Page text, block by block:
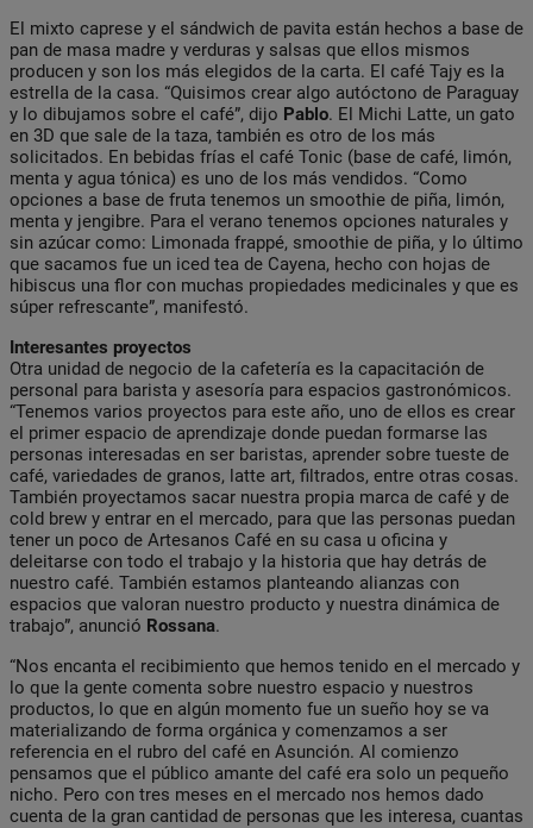
El mixto caprese y el sándwich de pavita están hechos a base de
pan de masa madre y verduras y salsas que ellos mismos
producen y son los más elegidos de la carta. El café Tajy es la
estrella de la casa. “Quisimos crear algo autóctono de Paraguay
y lo dibujamos sobre el café”, dijo Pablo. El Michi Latte, un gato
en 3D que sale de la taza, también es otro de los más
solicitados. En bebidas frías el café Tonic (base de café, limón,
menta y agua tónica) es uno de los más vendidos. “Como
opciones a base de fruta tenemos un smoothie de piña, limón,
menta y jengibre. Para el verano tenemos opciones naturales y
sin azúcar como: Limonada frappé, smoothie de piña, y lo último
que sacamos fue un iced tea de Cayena, hecho con hojas de
hibiscus una flor con muchas propiedades medicinales y que es
súper refrescante”, manifestó.
Interesantes proyectos
Otra unidad de negocio de la cafetería es la capacitación de
personal para barista y asesoría para espacios gastronómicos.
“Tenemos varios proyectos para este año, uno de ellos es crear
el primer espacio de aprendizaje donde puedan formarse las
personas interesadas en ser baristas, aprender sobre tueste de
café, variedades de granos, latte art, filtrados, entre otras cosas.
También proyectamos sacar nuestra propia marca de café y de
cold brew y entrar en el mercado, para que las personas puedan
tener un poco de Artesanos Café en su casa u oficina y
deleitarse con todo el trabajo y la historia que hay detrás de
nuestro café. También estamos planteando alianzas con
espacios que valoran nuestro producto y nuestra dinámica de
trabajo”, anunció Rossana.
“Nos encanta el recibimiento que hemos tenido en el mercado y
lo que la gente comenta sobre nuestro espacio y nuestros
productos, lo que en algún momento fue un sueño hoy se va
materializando de forma orgánica y comenzamos a ser
referencia en el rubro del café en Asunción. Al comienzo
pensamos que el público amante del café era solo un pequeño
nicho. Pero con tres meses en el mercado nos hemos dado
cuenta de la gran cantidad de personas que les interesa, cuantas